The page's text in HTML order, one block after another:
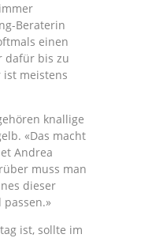
Beraterin
einen
dafür bis zu
ist meistens
knallige
«Das macht
Andrea
muss man
dieser
passen.»
ist, sollte im